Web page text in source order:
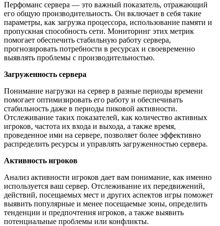
Перфоманс сервера — это важный показатель, отражающий
его общую производительность. Он включает в себя такие
параметры, как загрузка процессора, использование памяти и
пропускная способность сети. Мониторинг этих метрик
помогает обеспечить стабильную работу сервера,
прогнозировать потребности в ресурсах и своевременно
выявлять проблемы с производительностью.
Загруженность сервера
Понимание нагрузки на сервер в разные периоды времени
помогает оптимизировать его работу и обеспечивать
стабильность даже в периоды пиковой активности.
Отслеживание таких показателей, как количество активных
игроков, частота их входа и выхода, а также время,
проведенное ими на сервере, позволяет более эффективно
распределить ресурсы и управлять загруженностью сервера.
Активность игроков
Анализ активности игроков дает вам понимание, как именно
используется ваш сервер. Отслеживание их передвижений,
действий, посещаемых мест и других аспектов игры поможет
выявить популярные и менее посещаемые зоны, определить
тенденции и предпочтения игроков, а также выявить
потенциальные проблемы или конфликты.